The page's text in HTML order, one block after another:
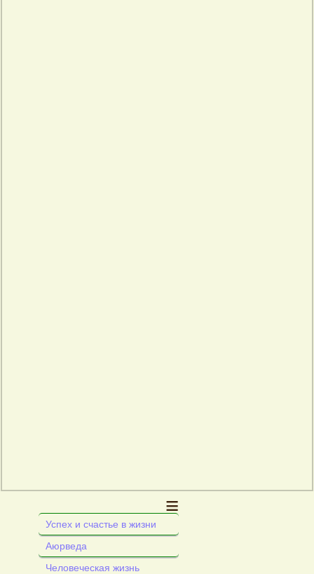
≡
Успех и счастье в жизни
Аюрведа
Человеческая жизнь